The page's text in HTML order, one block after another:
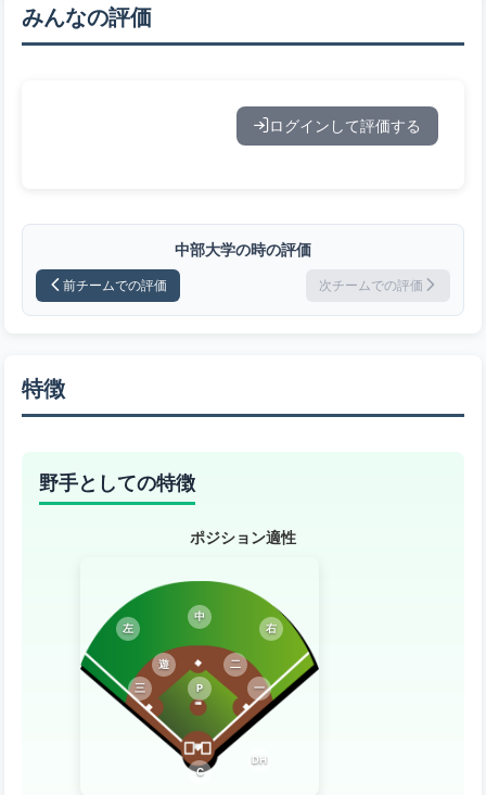
みんなの評価
ログインして評価する
中部大学の時の評価
前チームでの評価 次チームでの評価
特徴
野手としての特徴
ポジション適性
P
C
一
二
三
遊
左
中
右
DH